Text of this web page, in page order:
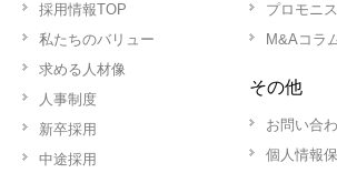
採用情報TOP
私たちのバリュー
求める人材像
人事制度
新卒採用
中途採用
プロモニ
M&Aコラ
その他
お問い合
個人情報